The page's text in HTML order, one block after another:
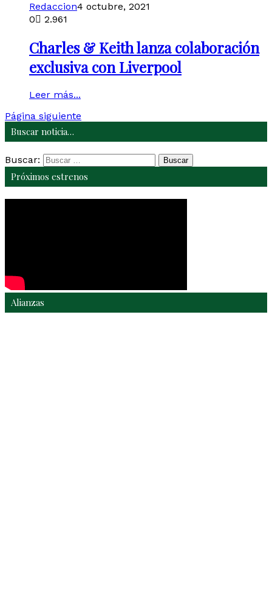
Redaccion4 octubre, 2021
0
2.961
Charles & Keith lanza colaboración
exclusiva con Liverpool
Leer más...
Página siguiente
Buscar noticia…
Buscar:
Próximos estrenos
Alianzas